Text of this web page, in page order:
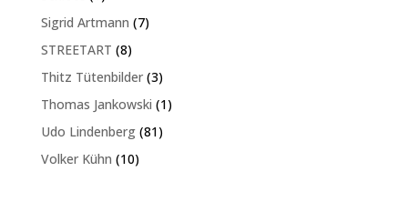
Produkt
Sigrid Artmann 77
STREETART 88
Produkte
Thitz Tütenbilder 33
Produkte
Thomas Jankowski 11
Udo Lindenberg 8181
Volker Kühn 1010